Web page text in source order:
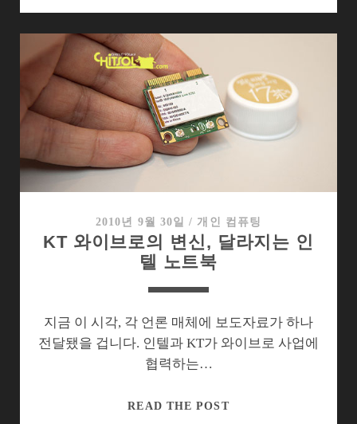
텔
의
림
2010년 9월 30일 / 개인 컴퓨팅
KT 와이브로의 변신, 달라지는 인
텔 노트북
지금 이 시각, 각 언론 매체에 보도자료가 하나
전달됐을 겁니다. 인텔과 KT가 와이브로 사업에
협력하는…
READ THE POSTKT